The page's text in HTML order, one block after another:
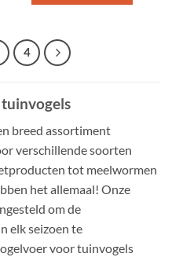
kan
gekozen
op
de
4
breed assortiment
verschillende soorten
tot meelwormen
het allemaal! Onze
om de
elk seizoen te
voor tuinvogels